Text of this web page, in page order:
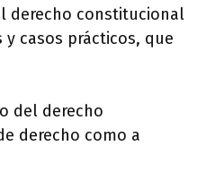
derecho constitucional
casos prácticos, que
del derecho
derecho como a